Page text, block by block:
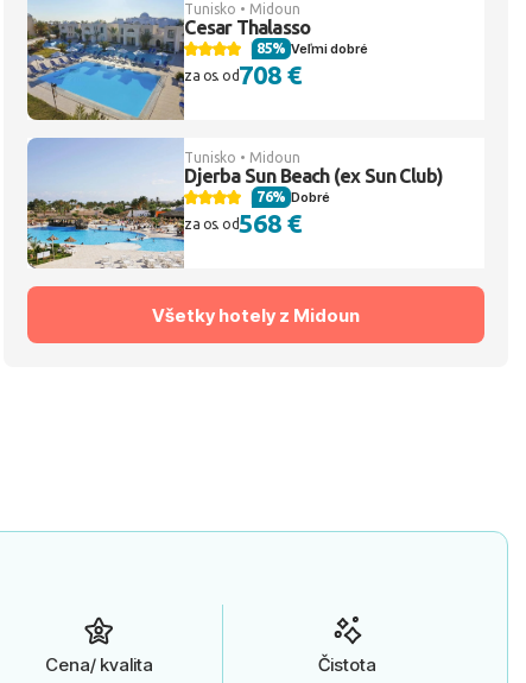
Tunisko • Midoun
Cesar Thalasso
Veľmi dobré
85%
za os. od708 €
Tunisko • Midoun
Djerba Sun Beach (ex Sun Club)
Dobré
76%
za os. od568 €
Všetky hotely z Midoun
Cena/ kvalita Čistota